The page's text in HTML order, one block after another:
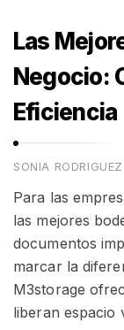
Las
Negocio:
Eficiencia
SONIA RODRIGUEZ
Para las
las mejores
documentos
marcar la
M3storage
liberan espacio